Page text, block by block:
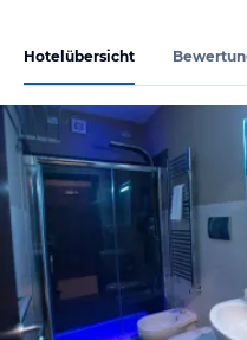
Hotelübersicht